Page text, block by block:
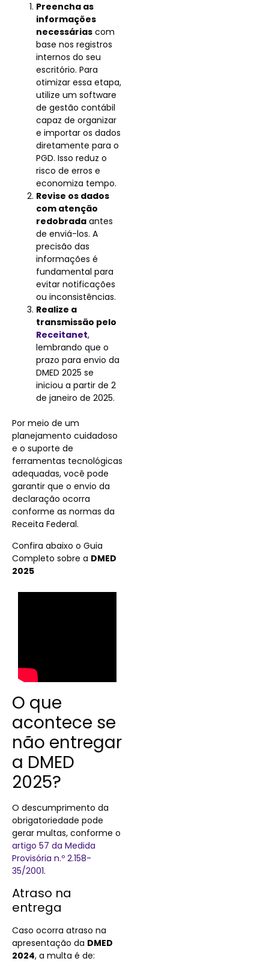
Preencha as
informações
necessárias com
base nos registros
internos do seu
escritório. Para
otimizar essa etapa,
utilize um software
de gestão contábil
capaz de organizar
e importar os dados
diretamente para o
PGD. Isso reduz o
risco de erros e
economiza tempo.
Revise os dados
com atenção
redobrada antes
de enviá-los. A
precisão das
informações é
fundamental para
evitar notificações
ou inconsistências.
Realize a
transmissão pelo
Receitanet,
lembrando que o
prazo para envio da
DMED 2025 se
iniciou a partir de 2
de janeiro de 2025.
Por meio de um
planejamento cuidadoso
e o suporte de
ferramentas tecnológicas
adequadas, você pode
garantir que o envio da
declaração ocorra
conforme as normas da
Receita Federal.
Confira abaixo o Guia
Completo sobre a DMED
2025
O que
acontece se
não entregar
a DMED
2025?
O descumprimento da
obrigatoriedade pode
gerar multas, conforme o
artigo 57 da Medida
Provisória n.º 2.158-
35/2001.
Atraso na
entrega
Caso ocorra atraso na
apresentação da DMED
2024, a multa é de: